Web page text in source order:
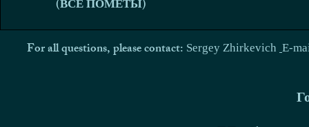
(ВСЕ ПОМЕТЫ)
For all questions, please contact: Sergey Zhirkevich E-